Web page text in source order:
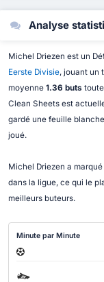
Analyse
Michel Driezen est un
Eerste Divisie, jouant un
moyenne 1.36 buts
Clean Sheets est
gardé une feuille
joué.
Michel Driezen a
dans la ligue, ce qui le
meilleurs buteurs.
Minute par Minute